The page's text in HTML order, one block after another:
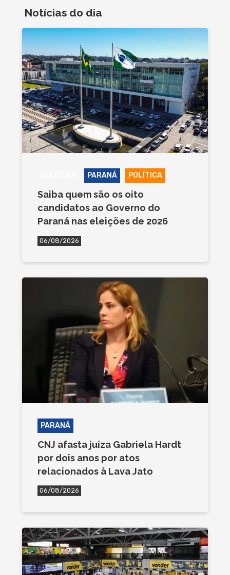
Notícias do dia
PARANÁ POLÍTICA
Saiba quem são os oito
candidatos ao Governo do
Paraná nas eleições de 2026
06/08/2026
PARANÁ
CNJ afasta juíza Gabriela Hardt
por dois anos por atos
relacionados à Lava Jato
06/08/2026